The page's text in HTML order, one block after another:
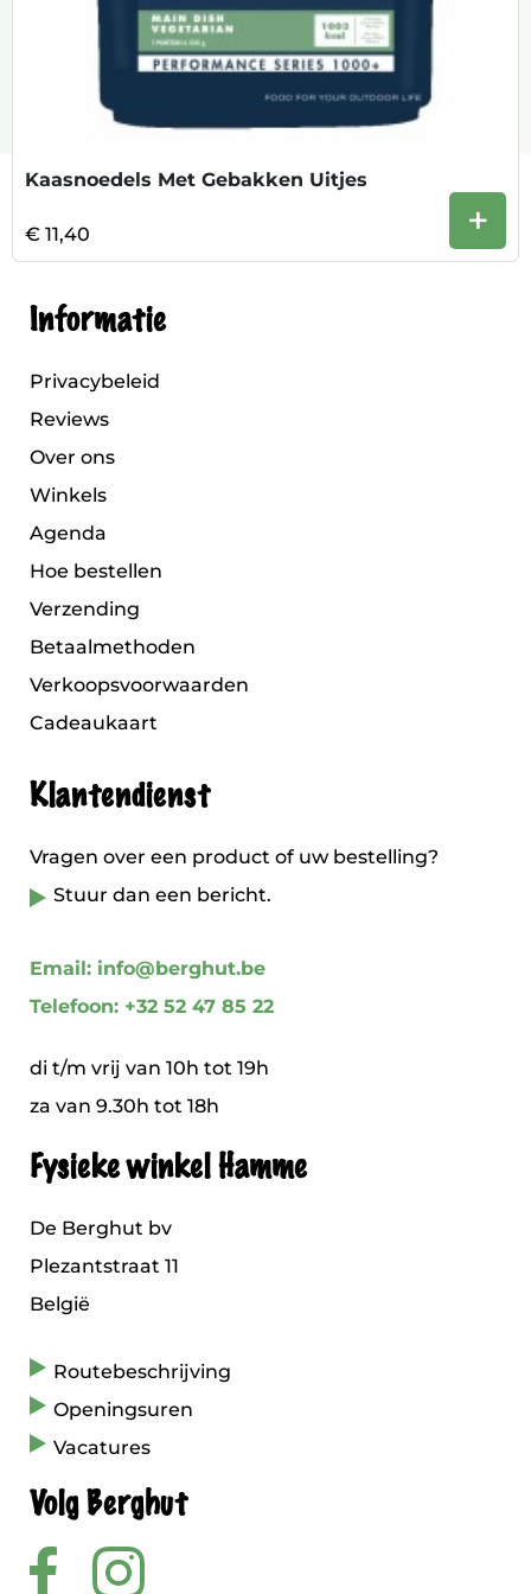
Kaasnoedels Met Gebakken Uitjes
€ 11,40 +
Informatie
Privacybeleid
Reviews
Over ons
Winkels
Agenda
Hoe bestellen
Verzending
Betaalmethoden
Verkoopsvoorwaarden
Cadeaukaart
Klantendienst
Vragen over een product of uw bestelling?
Stuur dan een bericht.
Email: info@berghut.be
Telefoon: +32 52 47 85 22
di t/m vrij van 10h tot 19h
za van 9.30h tot 18h
Fysieke winkel Hamme
De Berghut bv
Plezantstraat 11
België
Routebeschrijving
Openingsuren
Vacatures
Volg Berghut